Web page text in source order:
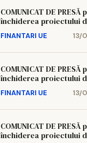
COMUNICAT DE PRESĂ
închiderea proiectului
municipiul Iași, județul Iași –
structura Școlii
FINANTARI UE 13/
COMUNICAT DE PRESĂ
închiderea proiectului
municipiul Iași, județul Iași –
Municipiul Iași
FINANTARI UE 13/
COMUNICAT DE PRESĂ
închiderea proiectului